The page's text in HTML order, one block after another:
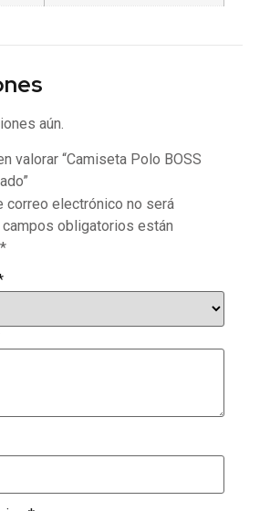
aún.
valorar “Camiseta Polo BOSS
correo electrónico no será
obligatorios están
*